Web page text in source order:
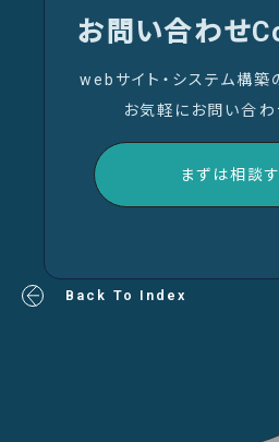
お問い合わせ
webサイト・システム構
お気軽にお問い合わ
まずは相談
Back To Index